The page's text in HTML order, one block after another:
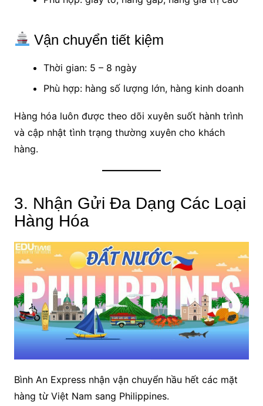
Vận chuyển tiết kiệm
Thời gian: 5 – 8 ngày
Phù hợp: hàng số lượng lớn, hàng kinh doanh
Hàng hóa luôn được theo dõi xuyên suốt hành trình
và cập nhật tình trạng thường xuyên cho khách
hàng.
3. Nhận Gửi Đa Dạng Các Loại
Hàng Hóa
Bình An Express nhận vận chuyển hầu hết các mặt
hàng từ Việt Nam sang Philippines.